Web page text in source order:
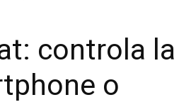
controla la
o